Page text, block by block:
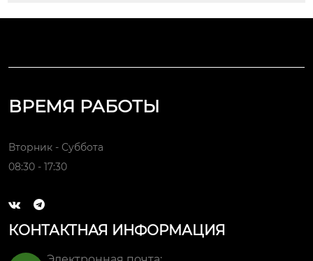
ВРЕМЯ РАБОТЫ
Вторник - Суббота
08:30 - 17:30
 
КОНТАКТНАЯ ИНФОРМАЦИЯ